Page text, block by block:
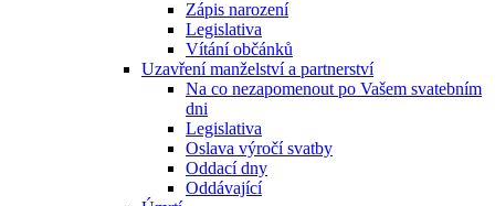
Zápis narození
Legislativa
Vítání občánků
Uzavření manželství a partnerství
Na co nezapomenout po Vašem svatebním
dni
Legislativa
Oslava výročí svatby
Oddací dny
Oddávající